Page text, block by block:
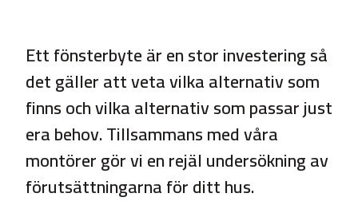
Ett fönsterbyte är en stor investering så
det gäller att veta vilka alternativ som
finns och vilka alternativ som passar just
era behov. Tillsammans med våra
montörer gör vi en rejäl undersökning av
förutsättningarna för ditt hus.